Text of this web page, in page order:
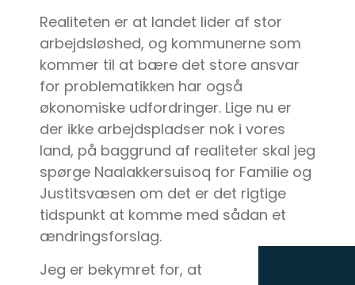
Realiteten er at landet lider af stor
arbejdsløshed, og kommunerne som
kommer til at bære det store ansvar
for problematikken har også
økonomiske udfordringer. Lige nu er
der ikke arbejdspladser nok i vores
land, på baggrund af realiteter skal jeg
spørge Naalakkersuisoq for Familie og
Justitsvæsen om det er det rigtige
tidspunkt at komme med sådan et
ændringsforslag.
Jeg er bekymret for, at